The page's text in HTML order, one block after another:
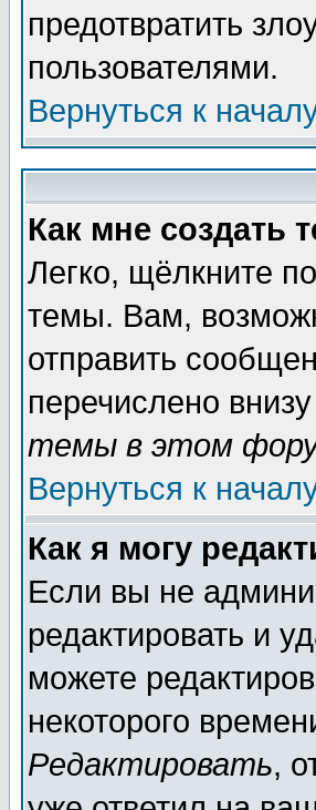
предотвратить
пользователями.
Вернуться к
Как мне создать
Легко, щёлкните
темы. Вам,
отправить
перечислено
темы в этом
Вернуться к
Как я могу
Если вы не
редактировать и
можете
некоторого
Редактировать,